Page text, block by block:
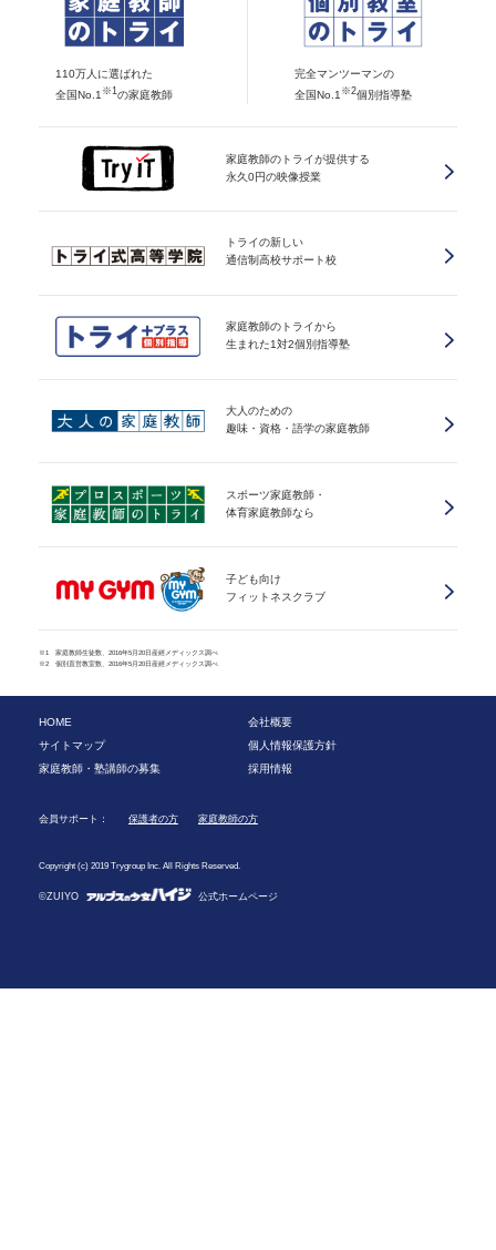
110万人に選ばれた
全国No.1 ※1 の家庭教師
完全マンツーマンの
全国No.1 ※2個別指導塾
家庭教師のトライが提供する
永久0円の映像授業
トライの新しい
通信制高校サポート校
家庭教師のトライから
生まれた1対2個別指導塾
大人のための
趣味・資格・語学の家庭教師
スポーツ家庭教師・
体育家庭教師なら
子ども向け
フィットネスクラブ
※1 家庭教師生徒数、2016年5月20日産經メディックス調べ
※2 個別直営教室数、2016年5月20日産經メディックス調べ
HOME
会社概要
サイトマップ
個人情報保護方針
家庭教師・塾講師の募集
採用情報
会員サポート： 保護者の方 家庭教師の方
Copyright (c) 2019 Trygroup Inc. All Rights Reserved.
©ZUIYO 公式ホームページ